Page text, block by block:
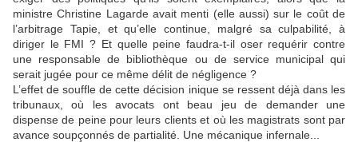
ministre Christine Lagarde avait menti (elle aussi) sur le coût de
l’arbitrage Tapie, et qu’elle continue, malgré sa culpabilité, à
diriger le FMI ? Et quelle peine faudra-t-il oser requérir contre
une responsable de bibliothèque ou de service municipal qui
serait jugée pour ce même délit de négligence ?
L’effet de souffle de cette décision inique se ressent déjà dans les
tribunaux, où les avocats ont beau jeu de demander une
dispense de peine pour leurs clients et où les magistrats sont par
avance soupçonnés de partialité. Une mécanique infernale...